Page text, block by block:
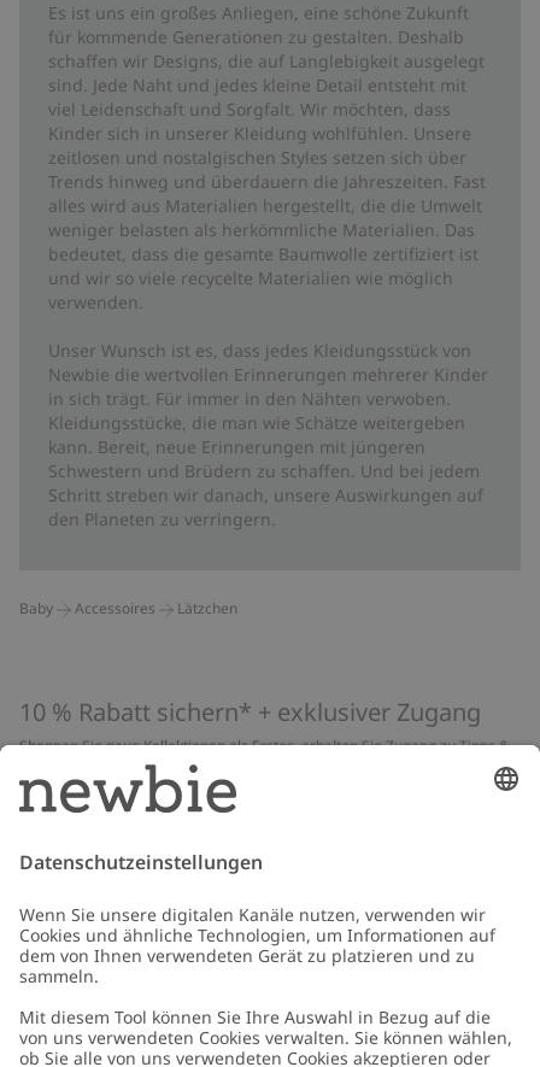
Es ist uns ein großes Anliegen, eine schöne Zukunft
für kommende Generationen zu gestalten. Deshalb
schaffen wir Designs, die auf Langlebigkeit ausgelegt
sind. Jede Naht und jedes kleine Detail entsteht mit
viel Leidenschaft und Sorgfalt. Wir möchten, dass
Kinder sich in unserer Kleidung wohlfühlen. Unsere
zeitlosen und nostalgischen Styles setzen sich über
Trends hinweg und überdauern die Jahreszeiten. Fast
alles wird aus Materialien hergestellt, die die Umwelt
weniger belasten als herkömmliche Materialien. Das
bedeutet, dass die gesamte Baumwolle zertifiziert ist
und wir so viele recycelte Materialien wie möglich
verwenden.
Unser Wunsch ist es, dass jedes Kleidungsstück von
Newbie die wertvollen Erinnerungen mehrerer Kinder
in sich trägt. Für immer in den Nähten verwoben.
Kleidungsstücke, die man wie Schätze weitergeben
kann. Bereit, neue Erinnerungen mit jüngeren
Schwestern und Brüdern zu schaffen. Und bei jedem
Schritt streben wir danach, unsere Auswirkungen auf
den Planeten zu verringern.
Baby Accessoires Lätzchen
10 % Rabatt sichern* + exklusiver Zugang
Shoppen Sie neue Kollektionen als Erstes, erhalten Sie Zugang zu Tipps &
Guides und profitieren Sie von exklusiven Angeboten
*Gilt nur für deine erste Bestellung und ist nicht mit anderen Rabatten
oder Angeboten kombinierbar. Gilt nicht für limitierte Artikel. Lies unsere
Schicken